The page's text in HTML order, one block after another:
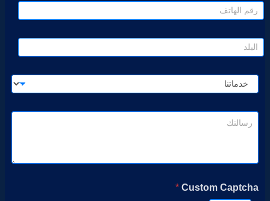
Custom Captcha
*